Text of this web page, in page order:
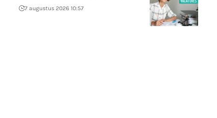
7 augustus 2026 10:57